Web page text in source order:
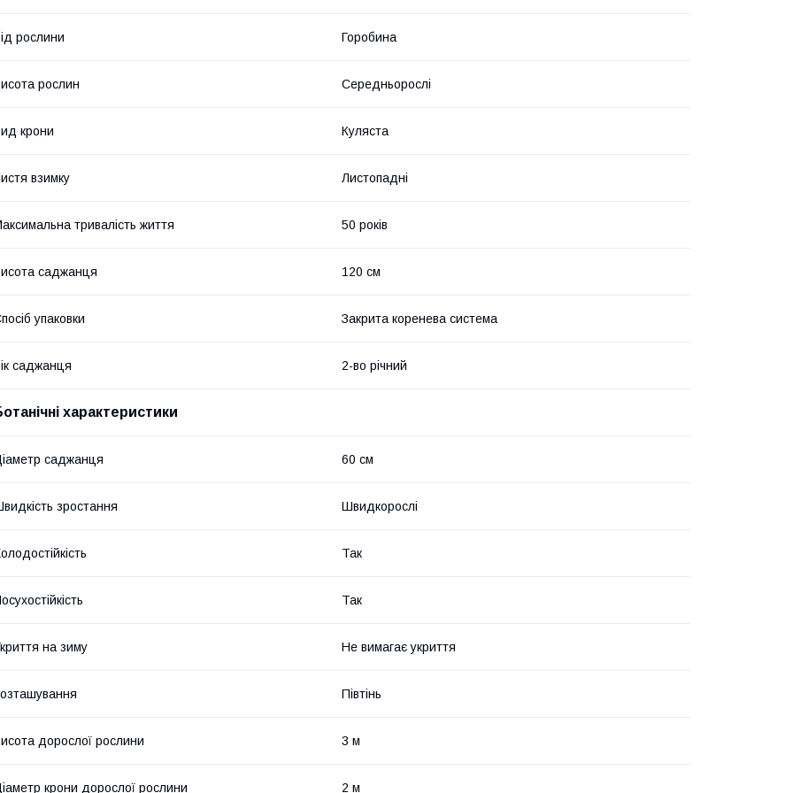
рослини Горобина
рослин Середньорослі
крони Куляста
взимку Листопадні
тривалість життя 50 років
саджанця 120 см
упаковки Закрита коренева система
саджанця 2-во річний
характеристики
саджанця 60 см
зростання Швидкорослі
Так
Так
на зиму Не вимагає укриття
Півтінь
дорослої рослини 3 м
крони дорослої рослини 2 м